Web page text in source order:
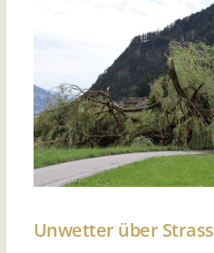
Unwetter über Strass